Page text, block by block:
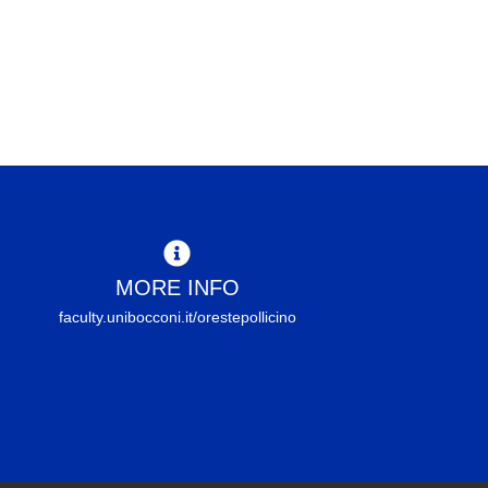
MORE INFO
faculty.unibocconi.it/orestepollicino